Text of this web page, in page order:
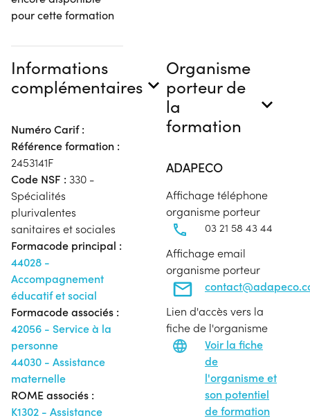
pour cette formation
Informations
complémentaires
Numéro Carif :
Référence formation :
2453141F
Code NSF : 330 -
Spécialités
plurivalentes
sanitaires et sociales
Formacode principal :
44028 -
Accompagnement
éducatif et social
Formacode associés :
42056 - Service à la
personne
44030 - Assistance
maternelle
ROME associés :
K1302 - Assistance
Organisme
porteur de
la
formation
ADAPECO
Affichage téléphone
organisme porteur
03 21 58 43 44
Affichage email
organisme porteur
Lien d'accès vers la
fiche de l'organisme
Voir la fiche
de
l'organisme et
son potentiel
de formation